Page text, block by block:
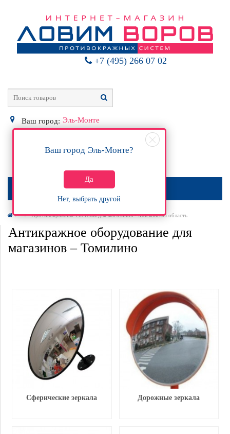
+7 (495) 266 07 02
Ваш город: Эль-Монте
Ваш город Эль-Монте?
Да
Нет, выбрать другой
0Р
МЕНЮ
Противокражные системы для магазинов - Московская область
Антикражное оборудование для
магазинов – Томилино
Сферические зеркала Дорожные зеркала